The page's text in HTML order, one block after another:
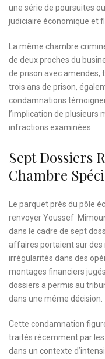
une série de poursuites
judiciaire économique et
La même chambre
de deux proches du
de prison avec amendes,
trois ans de prison,
condamnations
l’implication de plusieurs
infractions examinées.
Sept Dossiers
Chambre
Le parquet près du pôle
renvoyer Youssef
dans le cadre de sept
affaires portaient sur
irrégularités dans des
montages financiers
dossiers a permis au
dans une même décision.
Cette condamnation
traités récemment par les
dans un contexte